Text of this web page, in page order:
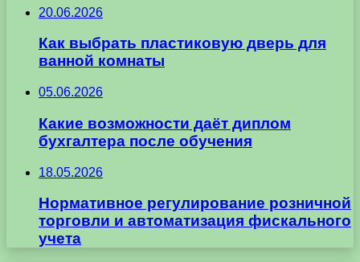
20.06.2026
Как выбрать пластиковую дверь для
ванной комнаты
05.06.2026
Какие возможности даёт диплом
бухгалтера после обучения
18.05.2026
Нормативное регулирование розничной
торговли и автоматизация фискального
учета